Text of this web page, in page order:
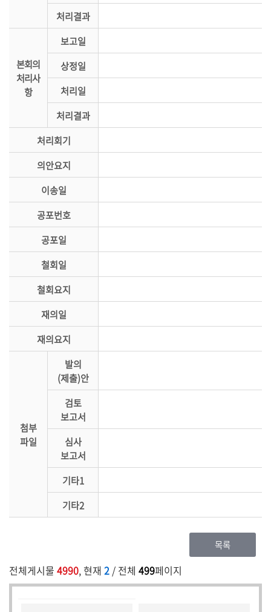
회
동
보
용
처리결과
본회의
처리사
항
보고일
상정일
처리일
처리결과
처리회기
의안요지
이송일
공포번호
공포일
철회일
철회요지
재의일
재의요지
첨부
파일
발의
(제출)안
검토
보고서
심사
보고서
기타1
기타2
목록
전체게시물 4990, 현재 2 / 전체 499페이지